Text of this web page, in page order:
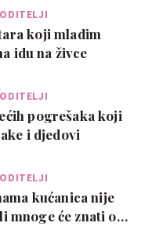
koji mladim
idu na živce
pogrešaka koji
i djedovi
kućanica nije
mnoge će znati o